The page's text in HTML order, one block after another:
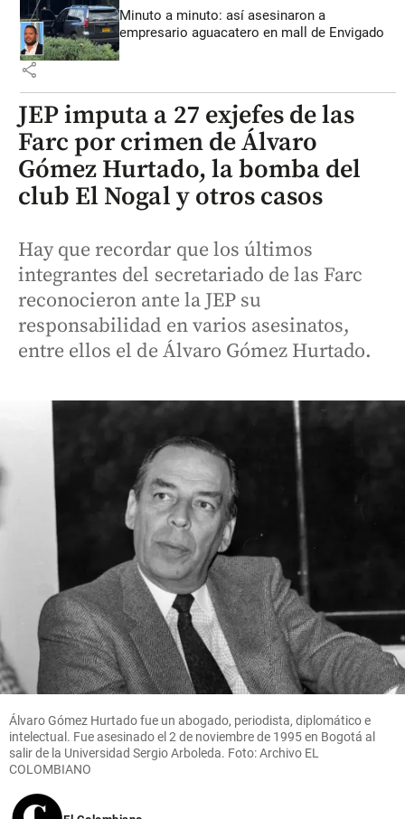
Minuto a minuto: así asesinaron a
empresario aguacatero en mall de Envigado
share
JEP imputa a 27 exjefes de las
Farc por crimen de Álvaro
Gómez Hurtado, la bomba del
club El Nogal y otros casos
Hay que recordar que los últimos
integrantes del secretariado de las Farc
reconocieron ante la JEP su
responsabilidad en varios asesinatos,
entre ellos el de Álvaro Gómez Hurtado.
Álvaro Gómez Hurtado fue un abogado, periodista, diplomático e
intelectual. Fue asesinado el 2 de noviembre de 1995 en Bogotá al
salir de la Universidad Sergio Arboleda. Foto: Archivo EL
COLOMBIANO